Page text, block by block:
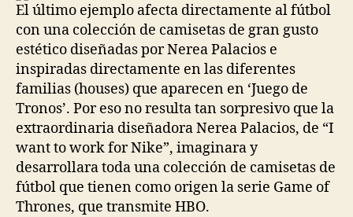
El último ejemplo afecta directamente al fútbol
con una colección de camisetas de gran gusto
estético diseñadas por Nerea Palacios e
inspiradas directamente en las diferentes
familias (houses) que aparecen en ‘Juego de
Tronos’. Por eso no resulta tan sorpresivo que la
extraordinaria diseñadora Nerea Palacios, de “I
want to work for Nike”, imaginara y
desarrollara toda una colección de camisetas de
fútbol que tienen como origen la serie Game of
Thrones, que transmite HBO.